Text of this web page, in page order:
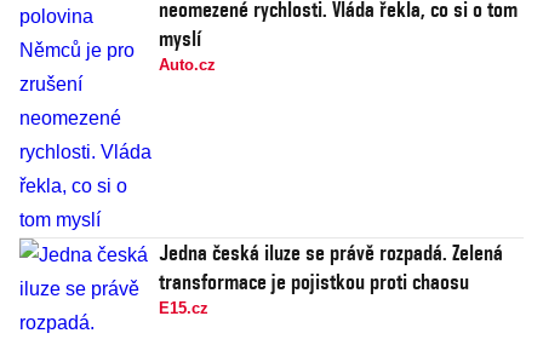
neomezené rychlosti. Vláda řekla, co si o tom
myslí
Auto.cz
Jedna česká iluze se právě rozpadá. Zelená
transformace je pojistkou proti chaosu
E15.cz